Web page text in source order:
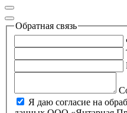
Обратная связь
Я даю согласие на